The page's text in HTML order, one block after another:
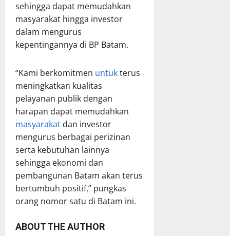
sehingga dapat memudahkan
masyarakat hingga investor
dalam mengurus
kepentingannya di BP Batam.
“Kami berkomitmen untukterus
meningkatkan kualitas
pelayanan publik dengan
harapan dapat memudahkan
masyarakat dan investor
mengurus berbagai perizinan
serta kebutuhan lainnya
sehingga ekonomi dan
pembangunan Batam akan terus
bertumbuh positif,” pungkas
orang nomor satu di Batam ini.
ABOUT THE AUTHOR